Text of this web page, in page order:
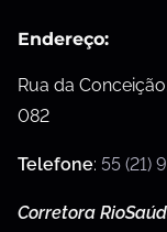
Endereço:
Rua da
082
Telefone: 55 (21)
Corretora